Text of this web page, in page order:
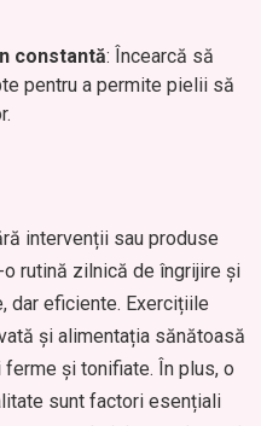
constantă: Încearcă să
pentru a permite pielii să
intervenții sau produse
rutină zilnică de îngrijire și
dar eficiente. Exercițiile
și alimentația sănătoasă
și tonifiate. În plus, o
sunt factori esențiali